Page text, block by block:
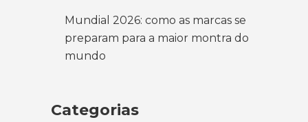
Mundial 2026: como as marcas se
preparam para a maior montra do
mundo
Categorias